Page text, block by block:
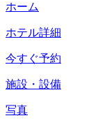
ホーム
ホテル詳細
今すぐ予約
施設・設備
写真